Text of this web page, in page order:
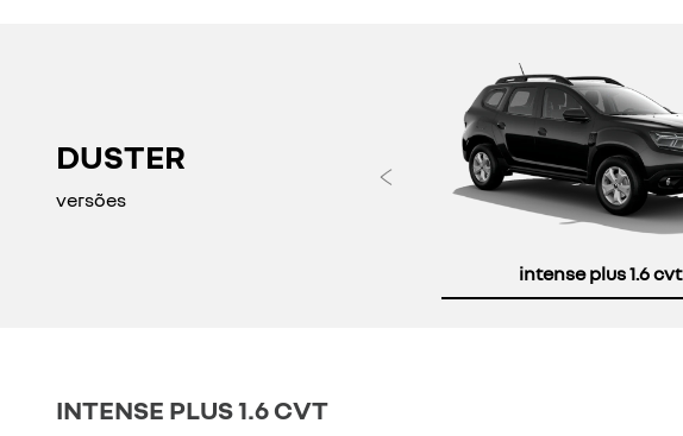
DUSTER
versões
intense plus 1.6 cvt
Anterior
INTENSE PLUS 1.6 CVT